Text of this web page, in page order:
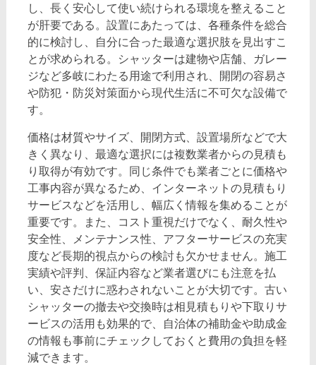
し、長く安心して使い続けられる環境を整えること
が肝要である。設置にあたっては、各種条件を総合
的に検討し、自分に合った最適な選択肢を見出すこ
とが求められる。シャッターは建物や店舗、ガレー
ジなど多岐にわたる用途で利用され、開閉の容易さ
や防犯・防災対策面から現代生活に不可欠な設備で
す。
価格は材質やサイズ、開閉方式、設置場所などで大
きく異なり、最適な選択には複数業者からの見積も
り取得が有効です。同じ条件でも業者ごとに価格や
工事内容が異なるため、インターネットの見積もり
サービスなどを活用し、幅広く情報を集めることが
重要です。また、コスト重視だけでなく、耐久性や
安全性、メンテナンス性、アフターサービスの充実
度など長期的視点からの検討も欠かせません。施工
実績や評判、保証内容など業者選びにも注意を払
い、安さだけに惑わされないことが大切です。古い
シャッターの撤去や交換時は相見積もりや下取りサ
ービスの活用も効果的で、自治体の補助金や助成金
の情報も事前にチェックしておくと費用の負担を軽
減できます。